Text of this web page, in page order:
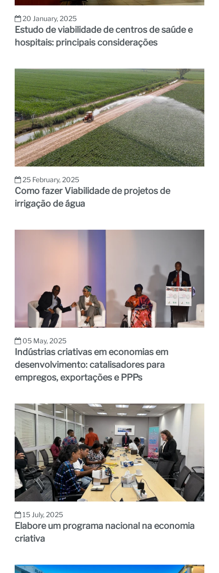
20 January, 2025
Estudo de viabilidade de centros de saúde e
hospitais: principais considerações
25 February, 2025
Como fazer Viabilidade de projetos de
irrigação de água
05 May, 2025
Indústrias criativas em economias em
desenvolvimento: catalisadores para
empregos, exportações e PPPs
15 July, 2025
Elabore um programa nacional na economia
criativa